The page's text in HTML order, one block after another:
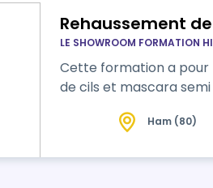
Rehaussement
LE SHOWROOM FORMATION
Cette formation a pour
de cils et mascara
Ham (80)